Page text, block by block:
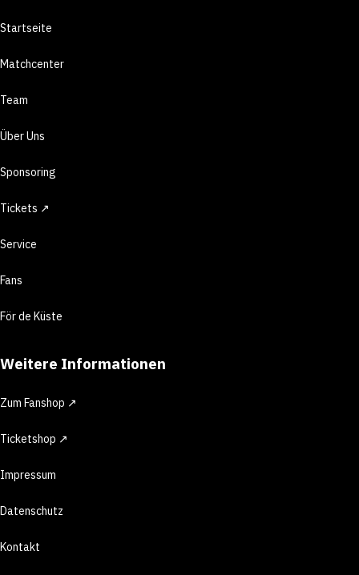
Startseite
Matchcenter
Team
Über Uns
Sponsoring
Tickets ↗
Service
Fans
För de Küste
Weitere Informationen
Zum Fanshop ↗
Ticketshop ↗
Impressum
Datenschutz
Kontakt